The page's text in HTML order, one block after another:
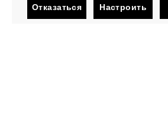
Отказаться Настроить